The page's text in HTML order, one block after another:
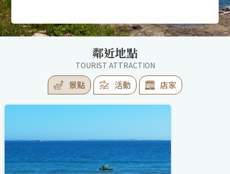
鄰近地點
TOURIST ATTRACTION
景點 活動 店家